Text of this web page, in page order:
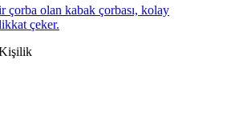
çorba olan kabak çorbası, kolay
çeker.